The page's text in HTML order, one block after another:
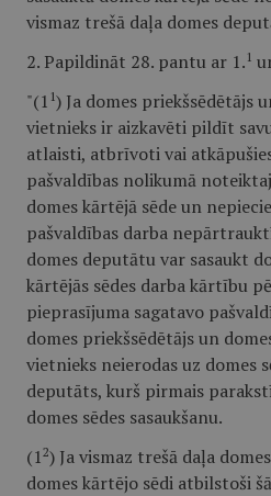
vismaz trešā daļa domes
2. Papildināt 28. pantu ar 1. 1
"(1 1) Ja domes priekšsēdētājs
vietnieks ir aizkavēti pildīt
atlaisti, atbrīvoti vai
pašvaldības nolikumā
domes kārtējā sēde un
pašvaldības darba
domes deputātu var sasaukt
kārtējās sēdes darba kārtību
pieprasījuma sagatavo
domes priekšsēdētājs un
vietnieks neierodas uz domes
deputāts, kurš pirmais
domes sēdes sasaukšanu.
(12) Ja vismaz trešā daļa
domes kārtējo sēdi atbilstoši